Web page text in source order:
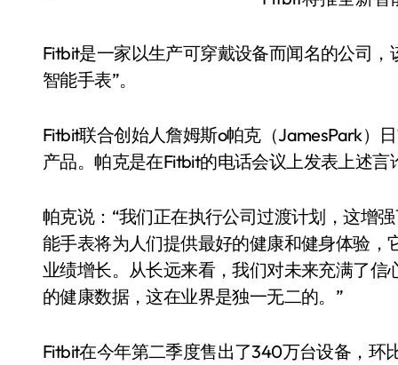
Fitbit是一家以生产可穿戴设备而闻名的公司
智能手表”。
Fitbit联合创始人詹姆斯o帕克（JamesPark）
产品。帕克是在Fitbit的电话会议上发表上述言
帕克说：“我们正在执行公司过渡计划，这增
能手表将为人们提供最好的健康和健身体验
业绩增长。从长远来看，我们对未来充满了
的健康数据，这在业界是独一无二的。”
Fitbit在今年第二季度售出了340万台设备，环